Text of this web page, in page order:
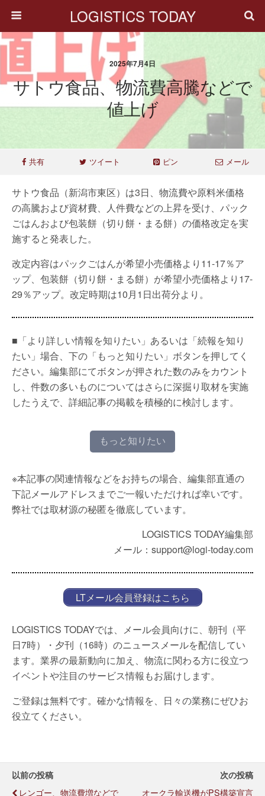
LOGISTICS TODAY
2025年7月4日
サトウ食品、物流費高騰などで
値上げ
共有 ツイート ピン メール
サトウ食品（新潟市東区）は3日、物流費や原料米価格
の高騰および資材費、人件費などの上昇を受け、パック
ごはんおよび包装餅（切り餅・まる餅）の価格改定を実
施すると発表した。
改定内容はパックごはんが希望小売価格より11-17％ア
ップ、包装餅（切り餅・まる餅）が希望小売価格より17-
29％アップ。改定時期は10月1日出荷分より。
■「より詳しい情報を知りたい」あるいは「続報を知り
たい」場合、下の「もっと知りたい」ボタンを押してく
ださい。編集部にてボタンが押された数のみをカウント
し、件数の多いものについてはさらに深掘り取材を実施
したうえで、詳細記事の掲載を積極的に検討します。
もっと知りたい
※本記事の関連情報などをお持ちの場合、編集部直通の
下記メールアドレスまでご一報いただければ幸いです。
弊社では取材源の秘匿を徹底しています。
LOGISTICS TODAY編集部
メール：support@logi-today.com
LTメール会員登録はこちら
LOGISTICS TODAYでは、メール会員向けに、朝刊（平
日7時）・夕刊（16時）のニュースメールを配信してい
ます。業界の最新動向に加え、物流に関わる方に役立つ
イベントや注目のサービス情報もお届けします。
ご登録は無料です。確かな情報を、日々の業務にぜひお
役立てください。
以前の投稿
レンゴー、物流費増などで
次の投稿
オークラ輸送機がPS構築宣言